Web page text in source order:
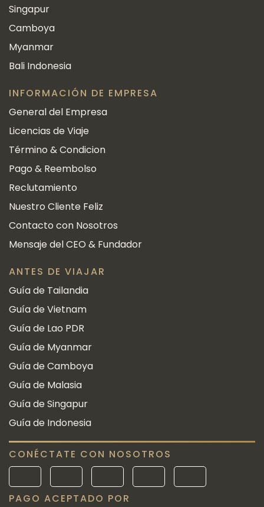
Singapur
Camboya
Myanmar
Bali Indonesia
INFORMACIÓN DE EMPRESA
General del Empresa
Licencias de Viaje
Término & Condicion
Pago & Reembolso
Reclutamiento
Nuestro Cliente Feliz
Contacto con Nosotros
Mensaje del CEO & Fundador
ANTES DE VIAJAR
Guía de Tailandia
Guía de Vietnam
Guía de Lao PDR
Guía de Myanmar
Guía de Camboya
Guía de Malasia
Guía de Singapur
Guía de Indonesia
CONÉCTATE CON NOSOTROS
PAGO ACEPTADO POR